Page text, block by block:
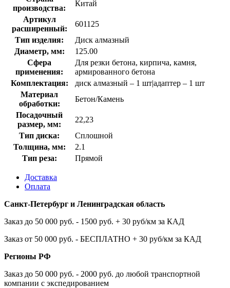
производства:
Китай
Артикул
расширенный:
601125
Тип изделия:
Диск алмазный
Диаметр, мм:
125.00
Сфера
применения:
Для резки бетона, кирпича, камня,
армированного бетона
Комплектация:
диск алмазный – 1 шт|адаптер – 1 шт
Материал
обработки:
Бетон/Камень
Посадочный
размер, мм:
22,23
Тип диска:
Сплошной
Толщина, мм:
2.1
Тип реза:
Прямой
Доставка
Оплата
Санкт-Петербург и Ленинградская область
Заказ до 50 000 руб. - 1500 руб. + 30 руб/км за КАД
Заказ от 50 000 руб. - БЕСПЛАТНО + 30 руб/км за КАД
Регионы РФ
Заказ до 50 000 руб. - 2000 руб. до любой транспортной
компании с экспедированием